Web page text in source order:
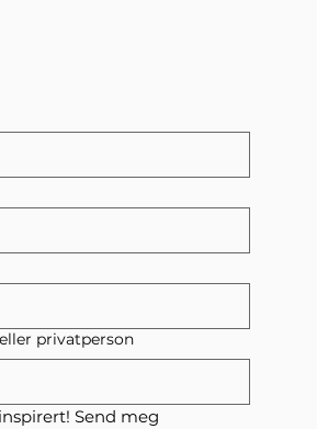
privatperson
Send meg